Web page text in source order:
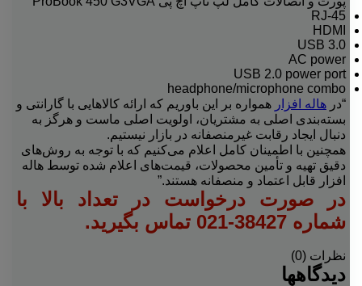
RJ-45
HDMI
USB 3.0
AC power
USB 2.0 power port
headphone/microphone combo
“در هاله افزار همواره بر این باوریم که ارائه کالاهایی با گارانتی و
بسته‌بندی اصلی به مشتریان، اولویت اصلی ماست و هرگز به
دنبال ایجاد رقابت غیرمنصفانه در بازار نیستیم.
همچنین با اطمینان کامل اعلام می‌کنیم که با توجه به روش‌های
دقیق تهیه و تأمین محصولات، قیمت‌های اعلام شده توسط هاله
افزار قابل اعتماد و منصفانه هستند.”
در صورت درخواست در تعداد بالا با
شماره 38427-021 تماس بگیرید.
نظرات (0)
دیدگاهها